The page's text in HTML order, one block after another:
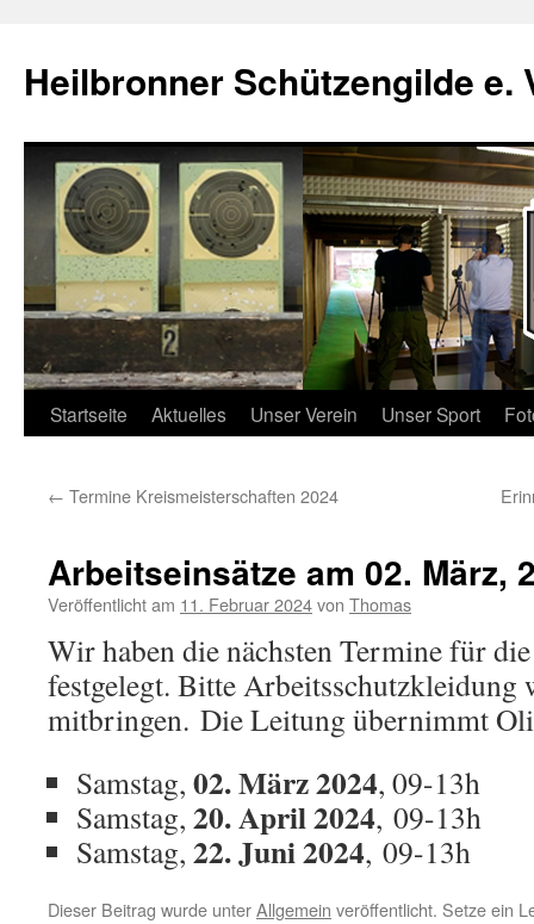
springen
Heilbronner Schützengilde e.
Startseite Aktuelles Unser Verein Unser Sport
← Termine Kreismeisterschaften 2024
Arbeitseinsätze am 02. März,
Veröffentlicht am 11. Februar 2024von Thomas
Wir haben die nächsten Termine für
festgelegt. Bitte Arbeitsschutzkleidung
mitbringen. Die Leitung übernimmt
Samstag, 02. März 2024, 09-13h
Samstag, 20. April 2024, 09-13h
Samstag, 22. Juni 2024, 09-13h
Dieser Beitrag wurde unterAllgemein veröffentlicht. Setze ein